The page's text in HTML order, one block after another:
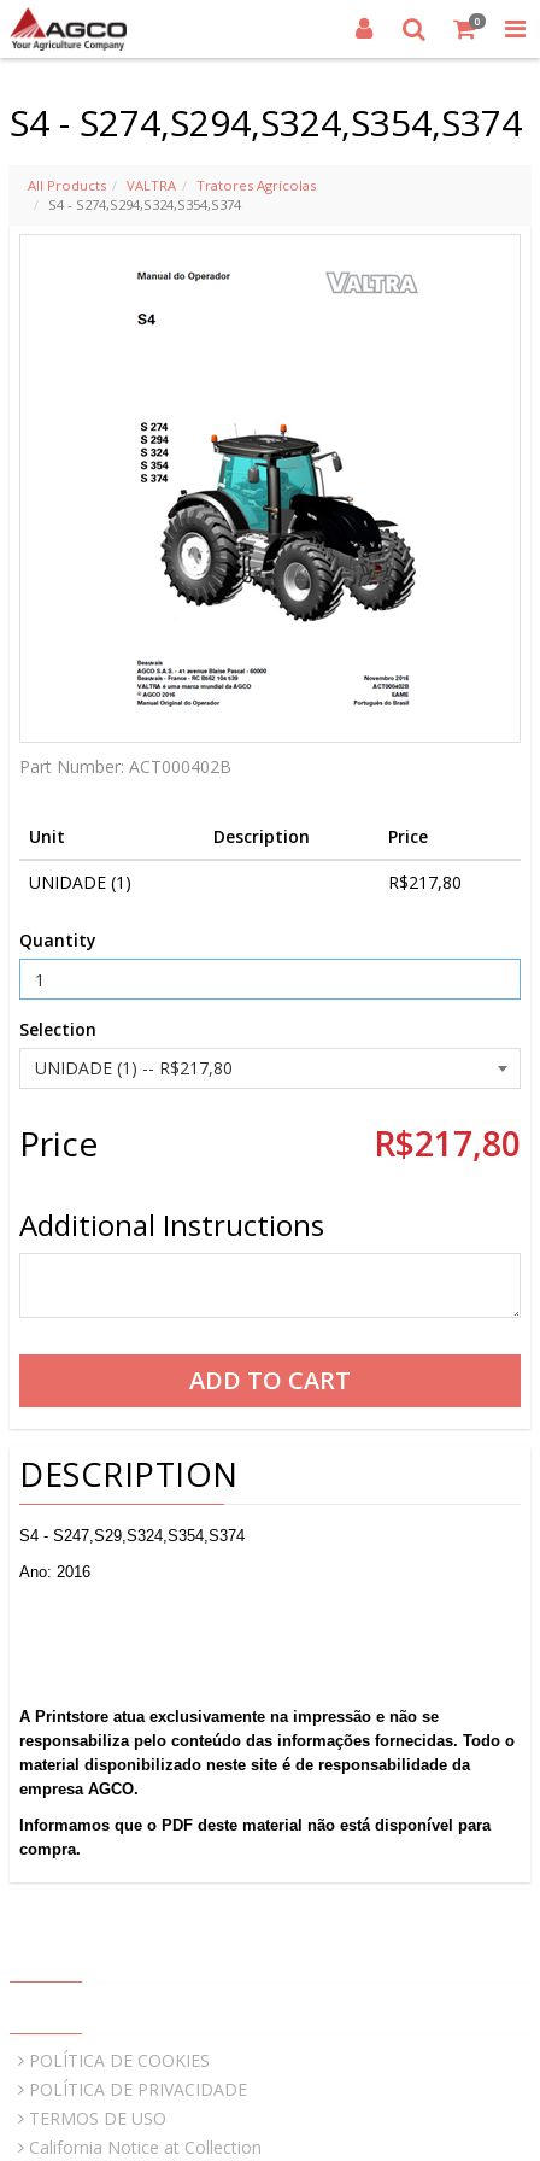
0
S4 - S274,S294,S324,S354,S374
All Products VALTRA
Tratores Agrícolas
S4 - S274,S294,S324,S354,S374
Part Number: ACT000402B
Unit Description
Price
UNIDADE (1)
R$217,80
Quantity
Selection
Price R$217,80
Additional Instructions
DESCRIPTION
S4 - S247,S29,S324,S354,S374
Ano: 2016
A Printstore atua exclusivamente na impressão e não se
responsabiliza pelo conteúdo das informações fornecidas. Todo o
material disponibilizado neste site é de responsabilidade da
empresa AGCO.
Informamos que o PDF deste material não está disponível para
compra.
POLÍTICA DE COOKIES
POLÍTICA DE PRIVACIDADE
TERMOS DE USO
California Notice at Collection